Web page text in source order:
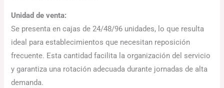
Unidad de venta:
Se presenta en cajas de 24/48/96 unidades, lo que resulta
ideal para establecimientos que necesitan reposición
frecuente. Esta cantidad facilita la organización del servicio
y garantiza una rotación adecuada durante jornadas de alta
demanda.